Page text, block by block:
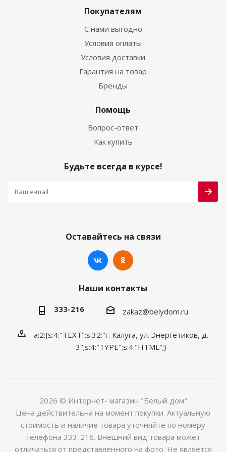
Покупателям
С нами выгодно
Условия оплаты
Условия доставки
Гарантия на товар
Бренды
Помощь
Вопрос-ответ
Как купить
Будьте всегда в курсе!
Оставайтесь на связи
Наши контакты
333-216 zakaz@belydom.ru
a:2:{s:4:"TEXT";s:32:"г. Калуга, ул. Энергетиков, д.
3";s:4:"TYPE";s:4:"HTML";}
2026 © Интернет- магазин "Белый дом"
Цена действительна на момент покупки. Актуальную
стоимость и наличие товара уточняйте по номеру
телефона 333-216. Внешний вид товара может
отличаться от представленного на фото. Не является